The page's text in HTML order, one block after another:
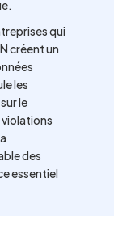
qui
créent un
les
le
violations
des
essentiel